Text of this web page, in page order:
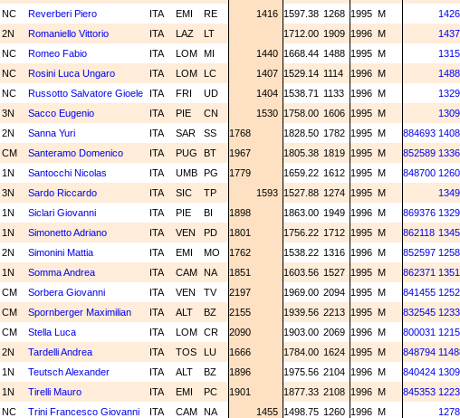
NC Reverberi Piero ITA EMI RE 1416 1597.38 1268 1995 M
2N Romaniello Vittorio ITA LAZ LT 1712.00 1909 1996 M
NC Romeo Fabio ITA LOM MI 1440 1668.44 1488 1995 M
NC Rosini Luca Ungaro ITA LOM LC 1407 1529.14 1114 1996 M
NC Russotto Salvatore Gioele ITA FRI UD 1404 1538.71 1133 1996 M
3N Sacco Eugenio ITA PIE CN 1530 1758.00 1606 1995 M
2N Sanna Yuri ITA SAR SS 1768 1828.50 1782 1995 M 884693
CM Santeramo Domenico ITA PUG BT 1967 1805.38 1819 1995 M 852589
1N Santocchi Nicolas ITA UMB PG 1779 1659.22 1612 1995 M 848700
3N Sardo Riccardo ITA SIC TP 1593 1527.88 1274 1995 M
1N Siclari Giovanni ITA PIE BI 1898 1863.00 1949 1996 M 869376
1N Simonetto Adriano ITA VEN PD 1801 1756.22 1712 1995 M 862118
2N Simonini Mattia ITA EMI MO 1762 1538.22 1316 1996 M 852597
1N Somma Andrea ITA CAM NA 1851 1603.56 1527 1995 M 862371
CM Sorbera Giovanni ITA VEN TV 2197 1969.00 2094 1995 M 841455
CM Spornberger Maximilian ITA ALT BZ 2155 1939.56 2213 1995 M 832545
CM Stella Luca ITA LOM CR 2090 1903.00 2069 1996 M 800031
2N Tardelli Andrea ITA TOS LU 1666 1784.00 1624 1995 M 848794
1N Teutsch Alexander ITA ALT BZ 1896 1975.56 2104 1996 M 840424
1N Tirelli Mauro ITA EMI PC 1901 1877.33 2108 1996 M 845353
NC Trini Francesco Giovanni ITA CAM NA 1455 1498.75 1260 1996 M